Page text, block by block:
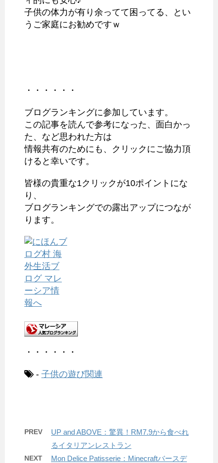
子供の体力が有り余ってて困ってる、とい
うご家庭にお勧めですｗ
・・・・・・
ブログランキングに参加しています。
この記事を読んで参考になった、面白かっ
た、など思われた方は
情報共有のためにも、クリックにご協力頂
けると幸いです。
皆様の貴重な1クリックが10ポイントにな
り、
ブログランキングでの露出アップにつなが
ります。
・・・・・・
- 子供の遊び関連
PREV
UP and ABOVE：驚異！RM7.9から食べれ
るイタリアンレストラン
NEXT
Mon Delice Patisserie：Minecraftバースデ